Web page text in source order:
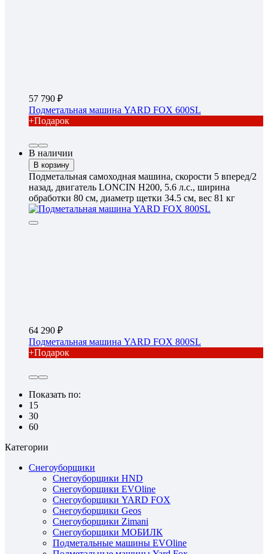
57 790
Подметальная машина YARD FOX 600SL
+Подарок
В наличии
В корзину
Подметальная самоходная машина, скорости 5 вперед/2
назад, двигатель LONCIN H200, 5.6 л.с., ширина
обработки 80 см, диаметр щетки 34.5 см, вес 81 кг
64 290
Подметальная машина YARD FOX 800SL
+Подарок
Показать по:
15
30
60
Категории
Снегоуборщики
Снегоуборщики HND
Снегоуборщики EVOline
Снегоуборщики YARD FOX
Снегоуборщики Geos
Снегоуборщики Zimani
Снегоуборщики МОБИЛК
Подметальные машины EVOline